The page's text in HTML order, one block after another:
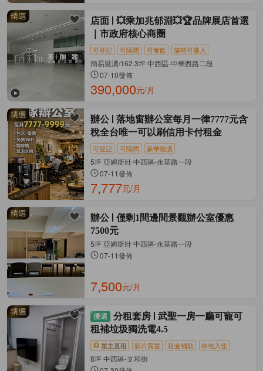
店面
💥乘加兆郁淵💥🏆品牌展店首選
｜市政府核心商圈
可登記 可隔間 可餐飲 隨時可遷入
簡易裝潢/162.3坪 中西區-中華西路二段
07-10發佈
390,000元/月
辦公
落地窗辦公室每月一律7777元含
稅全台唯一可以刷信用卡付租金
可登記 可隔間 豪華裝潢
5坪 亞姆斯壯 中西區-永華路一段
07-11發佈
7,777元/月
辦公
僅剩1間邊間景觀辦公室優惠
7500元
5坪 亞姆斯壯 中西區-永華路一段
07-11發佈
7,500元/月
分租套房
武聖一房一廳可寵可
租補垃圾獨洗電4.5
屋主直租 影片賞屋 租金補貼 拎包入住
8坪 中西區-文和街